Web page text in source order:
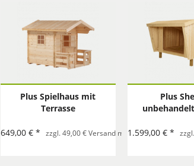
Plus Spielhaus mit
Terrasse
649,00 € * zzgl. 49,00 € Versand mit Spedition pro
Plus
1.599,00 € *